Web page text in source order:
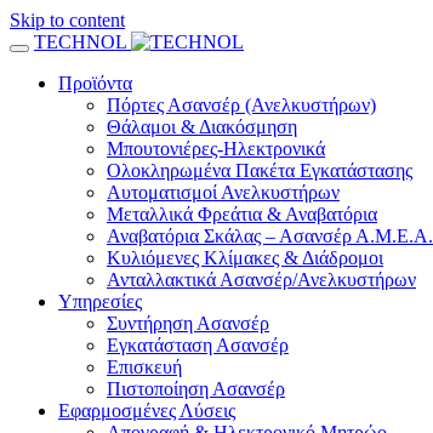
Skip to content
TECHNOL
Προϊόντα
Πόρτες Ασανσέρ (Ανελκυστήρων)
Θάλαμοι & Διακόσμηση
Μπουτονιέρες-Ηλεκτρονικά
Ολοκληρωμένα Πακέτα Εγκατάστασης
Αυτοματισμοί Ανελκυστήρων
Μεταλλικά Φρεάτια & Αναβατόρια
Αναβατόρια Σκάλας – Ασανσέρ Α.Μ.Ε.Α.
Κυλιόμενες Κλίμακες & Διάδρομοι
Ανταλλακτικά Ασανσέρ/Ανελκυστήρων
Υπηρεσίες
Συντήρηση Ασανσέρ
Εγκατάσταση Ασανσέρ
Επισκευή
Πιστοποίηση Ασανσέρ
Εφαρμοσμένες Λύσεις